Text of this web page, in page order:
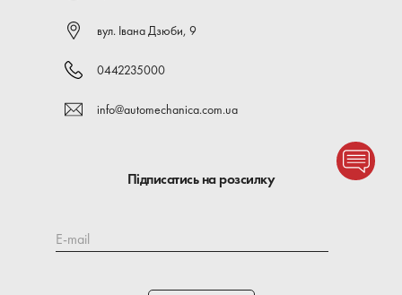
вул. Івана Дзюби, 9
0442235000
info@automechanica.com.ua
Підписатись на розсилку
E-mail